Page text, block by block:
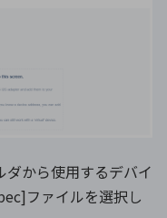
から使用するデバイ
ファイルを選択し